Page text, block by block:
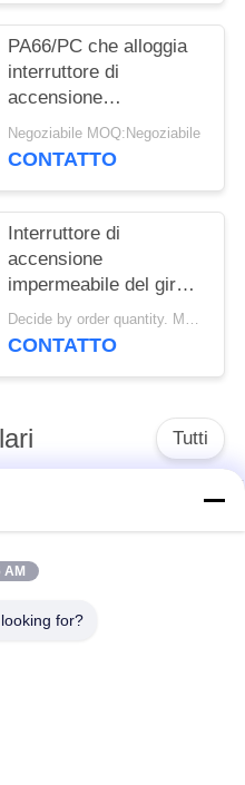
PA66/PC che alloggia
interruttore di
accensione
impermeabile, LC83
serie, 30000 cicli
Negoziabile MOQ:Negoziabile
CONTATTO
Interruttore di
accensione
impermeabile del giro
facile dell'installazione,
φ 20mm, con luce
Decide by order quantity. MOQ:1000PCS
CONTATTO
Tutti
automatico di
risistemazione
commutatore termico
AM
for?